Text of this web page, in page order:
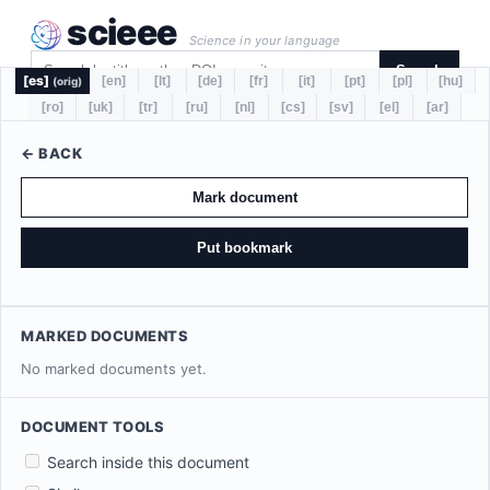
scieee Science in your language
Search
[es] (orig) [en] [lt] [de] [fr] [it] [pt] [pl]
[hu]
[ro]
[uk] [tr] [ru] [nl] [cs] [sv] [el] [ar]
← BACK
Mark document
Put bookmark
MARKED DOCUMENTS
No marked documents yet.
DOCUMENT TOOLS
Search inside this document